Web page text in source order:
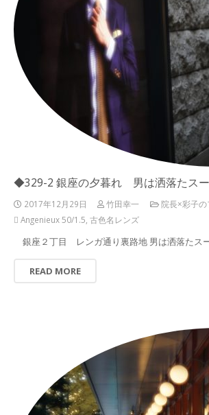
◆329-2 銀座の夕暮れ 男は洒落たスー
2017年12月29日 竹田幸一
院長×彩子の
Angenieux 50/1.5, 古色名レンズ
銀座２丁目 レンガ通り裏路地 男は洒落たス
READ MORE